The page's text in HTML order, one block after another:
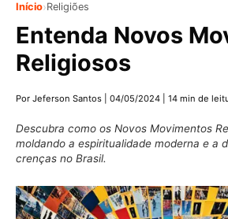
conteúdo
principal
Início›Religiões
Entenda Novos
Religiosos
Por Jeferson Santos 04/05/2024 14 min de
Descubra como os Novos Movimentos
moldando a espiritualidade moderna e a
crenças no Brasil.